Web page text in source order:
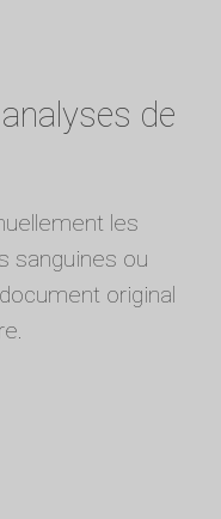
de
les
sanguines ou
original